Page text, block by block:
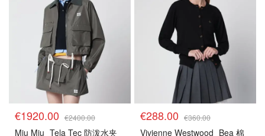
€1920.00 €2400.00
Miu Miu Tela Tec 防泼水夹
€288.00 €360.00
Vivienne Westwood Bea 棉